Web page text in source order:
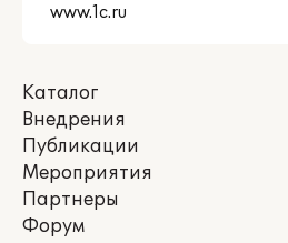
Каталог
Внедрения
Публикации
Мероприятия
Партнеры
Форум